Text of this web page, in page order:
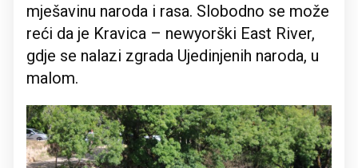
mješavinu naroda i rasa. Slobodno se može
reći da je Kravica – newyorški East River,
gdje se nalazi zgrada Ujedinjenih naroda, u
malom.